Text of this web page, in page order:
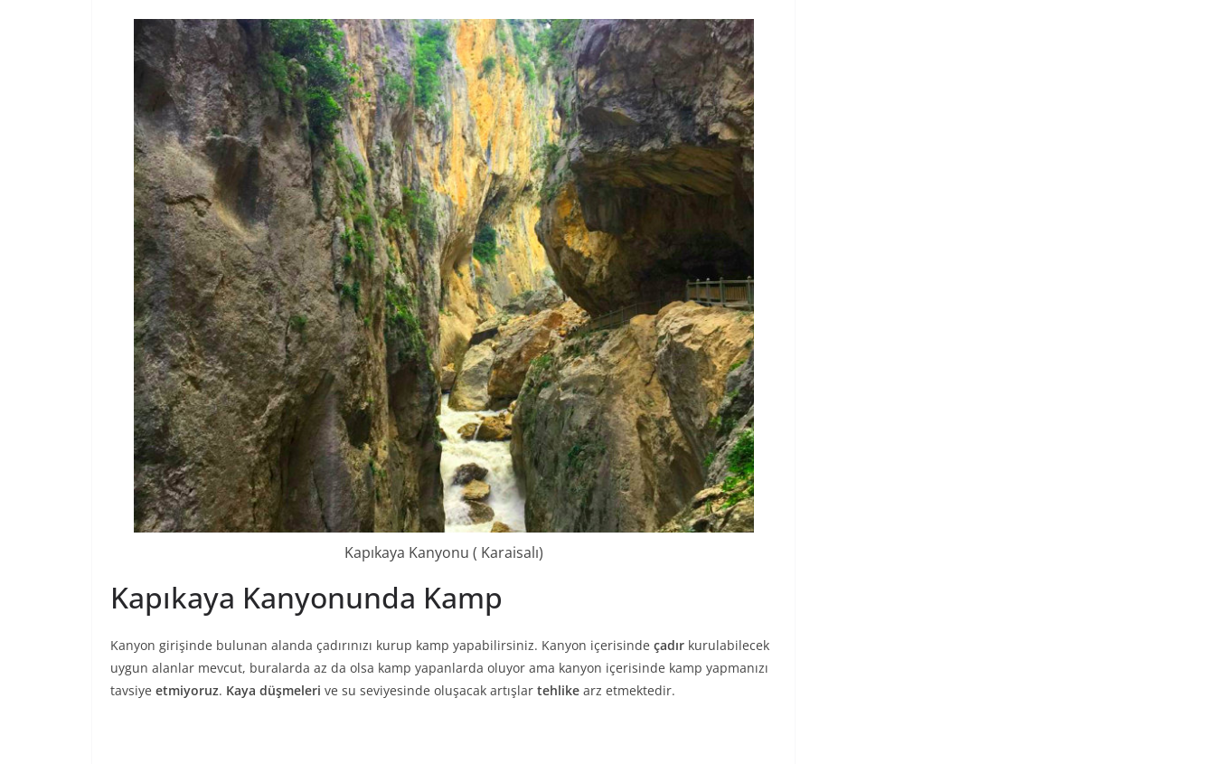
Kapıkaya Kanyonu ( Karaisalı)
Kapıkaya Kanyonunda Kamp
Kanyon girişinde bulunan alanda çadırınızı kurup kamp yapabilirsiniz. Kanyon içerisinde çadır kurulabilecek
uygun alanlar mevcut, buralarda az da olsa kamp yapanlarda oluyor ama kanyon içerisinde kamp yapmanızı
tavsiye etmiyoruz. Kaya düşmeleri ve su seviyesinde oluşacak artışlar tehlike arz etmektedir.